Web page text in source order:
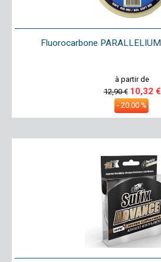
Fluorocarbone
à partir de
12,90 € 10,32 €
- 20.00 %